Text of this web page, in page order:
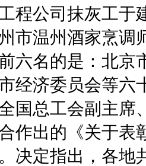
程公司抹灰工于
市温州酒家烹调
六名的是：北京
经济委员会等六
国总工会副主席
作出的《关于表
决定指出，各地